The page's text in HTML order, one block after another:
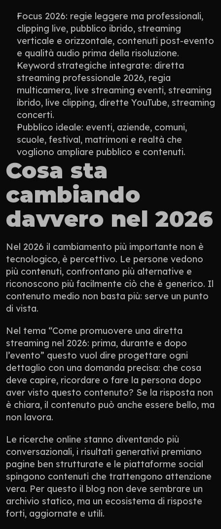
Focus 2026: regie leggere ma professionali,
clipping live, pubblico ibrido, streaming
verticale e orizzontale, contenuti post-evento
e qualità audio prima della risoluzione.
Keyword strategiche integrate: diretta
streaming professionale 2026, regia
multicamera, live streaming eventi, streaming
ibrido, live clipping, dirette YouTube, streaming
concerti.
Pubblico ideale: eventi, aziende, comuni,
scuole, festival, matrimoni e realtà che
vogliono ampliare pubblico e contenuti.
Cosa sta
cambiando
davvero nel 2026
Nel 2026 il cambiamento più importante non è
tecnologico, è percettivo. Le persone vedono
più contenuti, confrontano più alternative e
riconoscono più facilmente ciò che è generico. Il
contenuto medio non basta più: serve un punto
di vista.
Nel tema “Come promuovere una diretta
streaming nel 2026: prima, durante e dopo
l’evento” questo vuol dire progettare ogni
dettaglio con una domanda precisa: che cosa
deve capire, ricordare o fare la persona dopo
aver visto questo contenuto? Se la risposta non
è chiara, il contenuto può anche essere bello, ma
non lavora.
Le ricerche online stanno diventando più
conversazionali, i risultati generativi premiano
pagine ben strutturate e le piattaforme social
spingono contenuti che trattengono attenzione
vera. Per questo il blog non deve sembrare un
archivio statico, ma un ecosistema di risposte
forti, aggiornate e utili.